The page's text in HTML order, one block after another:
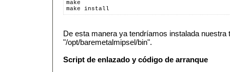
make
make install
De esta manera ya tendríamos instalada nuestra
"/opt/baremetalmipsel/bin".
Script de enlazado y código de arranque